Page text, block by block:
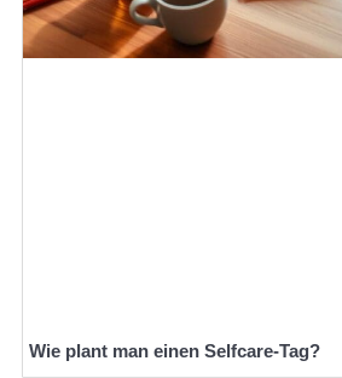
Wie plant man einen Selfcare-Tag?